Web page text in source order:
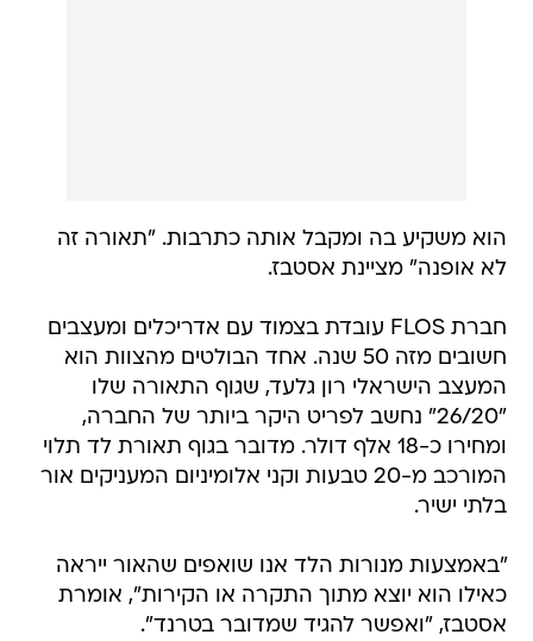
הוא משקיע בה ומקבל אותה כתרבות. "תאורה זה
לא אופנה" מציינת אסטבז.
חברת FLOS עובדת בצמוד עם אדריכלים ומעצבים
חשובים מזה 50 שנה. אחד הבולטים מהצוות הוא
המעצב הישראלי רון גלעד, שגוף התאורה שלו
"26/20" נחשב לפריט היקר ביותר של החברה,
ומחירו כ-18 אלף דולר. מדובר בגוף תאורת לד תלוי
המורכב מ-20 טבעות וקני אלומיניום המעניקים אור
בלתי ישיר.
"באמצעות מנורות הלד אנו שואפים שהאור ייראה
כאילו הוא יוצא מתוך התקרה או הקירות", אומרת
אסטבז, "ואפשר להגיד שמדובר בטרנד".